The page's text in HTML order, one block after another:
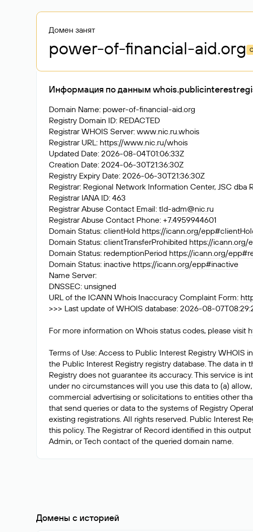
Домен занят
power-of-financial-aid.org
Информация по данным
Domain Name: power-of-financial-aid.org
Registry Domain ID: REDACTED
Registrar WHOIS Server: www.nic.ru.whois
Registrar URL: https://www.nic.ru/whois
Updated Date: 2026-08-04T01:06:33Z
Creation Date: 2024-06-30T21:36:30Z
Registry Expiry Date: 2026-06-30T21:36:30Z
Registrar: Regional Network Information Center, JSC dba
Registrar IANA ID: 463
Registrar Abuse Contact Email: tld-adm@nic.ru
Registrar Abuse Contact Phone: +7.4959944601
Domain Status: clientHold https://icann.org/
Domain Status: clientTransferProhibited https://icann.org/
Domain Status: redemptionPeriod https://icann.org/
Domain Status: inactive https://icann.org/epp#inactive
Name Server:
DNSSEC: unsigned
URL of the ICANN Whois Inaccuracy Complaint Form:
>>> Last update of WHOIS database: 2026-08-
For more information on Whois status codes, please visit
Terms of Use: Access to Public Interest Registry WHOIS
the Public Interest Registry registry database. The data
Registry does not guarantee its accuracy. This service is
under no circumstances will you use this data to (a)
commercial advertising or solicitations to entities other
that send queries or data to the systems of Registry
existing registrations. All rights reserved. Public Interest
this policy. The Registrar of Record identified in this
Домены с историей